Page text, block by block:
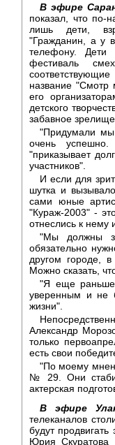
В эфире
показал, что по-
лишь дети,
"Гражданин, а у
телефону.
фестиваль
название "Смотр
его
детского
забавное
"Придумали
очень
"приказывает
участников".
И если для
шутка и
сами юные
"Кураж-2003" -
отнеслись к нему
"Мы должны
обязательно
другом городе,
Можно сказать,
"Я еще раньше
уверенным и не
жизни".
Александр
только
есть свои
"По моему
№ 29. Они
актерская
В эфире
телеканалов
будут
Юрия Скуратова